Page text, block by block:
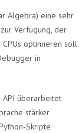
Algebra) eine sehr
Verfügung, der
CPUs optimieren soll.
in
überarbeitet
stärker
Skripte